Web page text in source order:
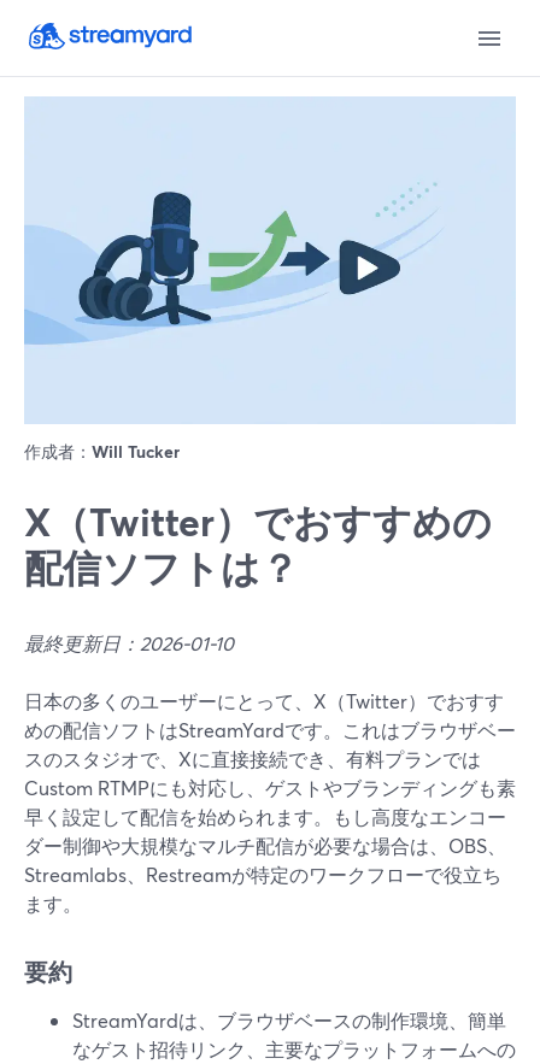
作成者： Will Tucker
X（Twitter）でおすすめの
配信ソフトは？
最終更新日：2026-01-10
日本の多くのユーザーにとって、X（Twitter）でおすす
めの配信ソフトはStreamYardです。これはブラウザベー
スのスタジオで、Xに直接接続でき、有料プランでは
Custom RTMPにも対応し、ゲストやブランディングも素
早く設定して配信を始められます。もし高度なエンコー
ダー制御や大規模なマルチ配信が必要な場合は、OBS、
Streamlabs、Restreamが特定のワークフローで役立ち
ます。
要約
StreamYardは、ブラウザベースの制作環境、簡単
なゲスト招待リンク、主要なプラットフォームへの